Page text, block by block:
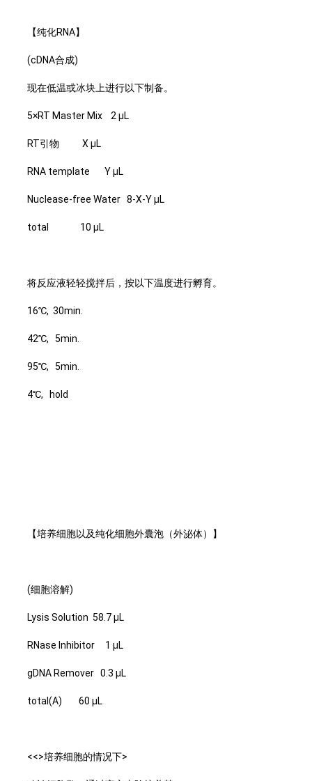
【纯化RNA】
(cDNA合成)
现在低温或冰块上进行以下制备。
5×RT Master Mix 2 μL
RT引物 X μL
RNA template Y μL
Nuclease-free Water 8-X-Y μL
total 10 μL
将反应液轻轻搅拌后，按以下温度进行孵育。
16℃, 30min.
42℃, 5min.
95℃, 5min.
4℃, hold
【培养细胞以及纯化细胞外囊泡（外泌体）】
(细胞溶解)
Lysis Solution 58.7 μL
RNase Inhibitor 1 μL
gDNA Remover 0.3 μL
total(A) 60 μL
<<>培养细胞的情况下>